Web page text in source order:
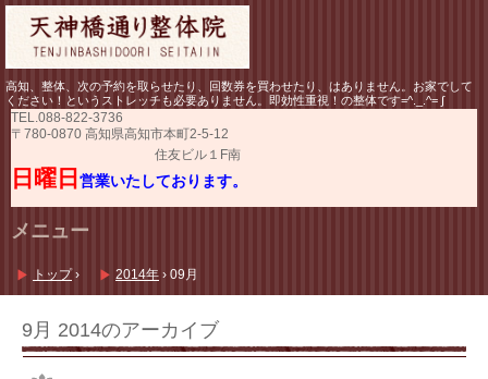
高知、整体、次の予約を取らせたり、回数券を買わせたり、はありません。お家でして
ください！というストレッチも必要ありません。即効性重視！の整体です=^._.^= ∫
TEL.088-822-3736
〒780-0870 高知県高知市本町2-5-12
住友ビル１F南
日曜日 営業いたしております。
メニュー
ン
ツ
へ
トップ › 2014年 › 09月
9月 2014のアーカイブ